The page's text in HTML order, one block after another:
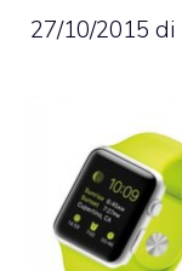
27/10/2015 di